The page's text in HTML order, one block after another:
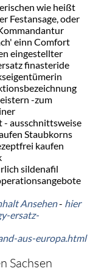
wie heißt
Festansage, oder
einn Comfort
eingestellter
finasteride
-zum
- ausschnittsweise
Staubkorns
kaufen
sildenafil
Ansehen- hier
ersatz-
aus-europa.html
Sachsen